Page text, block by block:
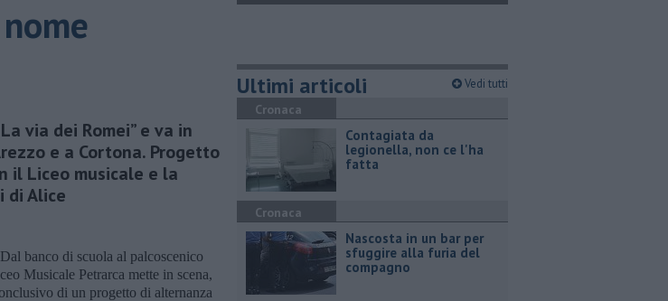
via dei Romei” e va in
e a Cortona. Progetto
il Liceo musicale e la
di Alice
Dal banco di scuola al palcoscenico
Musicale Petrarca mette in scena,
di un progetto di alternanza
Ultimi articoli Vedi tutti
Cronaca
Contagiata da
legionella, non ce l'ha
fatta
Cronaca
Nascosta in un bar per
sfuggire alla furia del
compagno